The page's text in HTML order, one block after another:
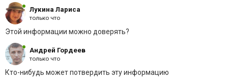
«нормандском формате».
Андрей Гордеев
только что
Кто-нибудь может потвердить эту информацию
Лукина Лариса
только что
Этой информации можно доверять?